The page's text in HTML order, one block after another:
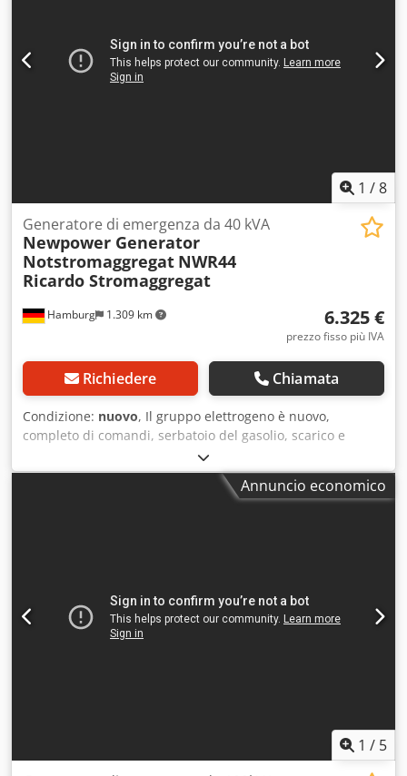
1 /8
Hamburg 1.309 km
Generatore di emergenza da 40 kVA
Newpower Generator
Notstromaggregat NWR44
Ricardo Stromaggregat
6.325 €
prezzo fisso più IVA
Richiedere Chiamata
Condizione: nuovo, Il gruppo elettrogeno è nuovo,
completo di comandi, serbatoio del gasolio, scarico e
batterie. Descrizione del prodotto Modello: NWR44 Ricardo
Motor Newpower Generator Gruppo elettrogeno Potenza
continua: 30,4 kW / 38kVA Potenza massima: 33,5 kW / 41,8
raffreddamento, unità di controllo: Comap AMF8,
alimentazione di rete Dimensioni: 2230x960x1260 mm
Peso: circa 900 kg Serbatoio del gasolio: 102 L. Al 100% del
Spedizione: - Il trasporto in tutto il mondo, compreso lo
Annuncio economico
1 / 5